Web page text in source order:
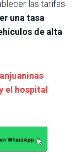
las tarifas.
una tasa
de alta
el hospital